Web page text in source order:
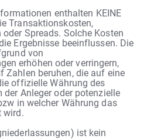
enthalten KEINE
Transaktionskosten,
Spreads. Solche Kosten
Ergebnisse beeinflussen. Die
von
erhöhen oder verringern,
Zahlen beruhen, die auf eine
offizielle Währung des
der Anleger oder potenzielle
in welcher Währung das
wird.
ist kein